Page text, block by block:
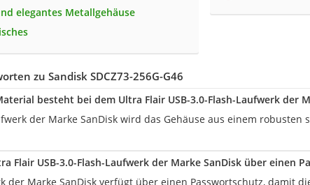
elegantes Metallgehäuse
zu Sandisk SDCZ73-256G-G46
besteht bei dem Ultra Flair USB-3.0-Flash-Laufwerk der
der Marke SanDisk wird das Gehäuse aus einem
Flair USB-3.0-Flash-Laufwerk der Marke SanDisk über einen
der Marke SanDisk verfügt über einen Passwortschutz, damit